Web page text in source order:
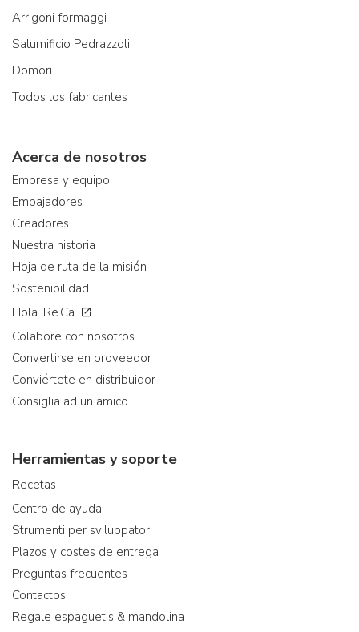
Arrigoni formaggi
Salumificio Pedrazzoli
Domori
Todos los fabricantes
Acerca de nosotros
Empresa y equipo
Embajadores
Creadores
Nuestra historia
Hoja de ruta de la misión
Sostenibilidad
Hola. Re.Ca.
Colabore con nosotros
Convertirse en proveedor
Conviértete en distribuidor
Consiglia ad un amico
Herramientas y soporte
Recetas
Centro de ayuda
Strumenti per sviluppatori
Plazos y costes de entrega
Preguntas frecuentes
Contactos
Regale espaguetis & mandolina